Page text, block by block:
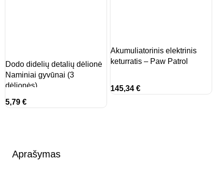
Dodo didelių detalių dėlionė
Naminiai gyvūnai (3
dėlionės)
5,79€
Akumuliatorinis elektrinis
keturratis – Paw Patrol
145,34 €
Aprašymas